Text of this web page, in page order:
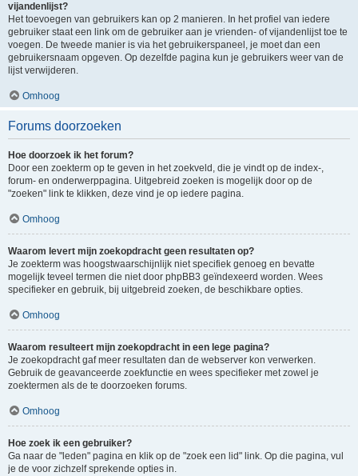
vijandenlijst?
Het toevoegen van gebruikers kan op 2 manieren. In het profiel van iedere
gebruiker staat een link om de gebruiker aan je vrienden- of vijandenlijst toe te
voegen. De tweede manier is via het gebruikerspaneel, je moet dan een
gebruikersnaam opgeven. Op dezelfde pagina kun je gebruikers weer van de
lijst verwijderen.
Omhoog
Forums doorzoeken
Hoe doorzoek ik het forum?
Door een zoekterm op te geven in het zoekveld, die je vindt op de index-,
forum- en onderwerppagina. Uitgebreid zoeken is mogelijk door op de
"zoeken" link te klikken, deze vind je op iedere pagina.
Omhoog
Waarom levert mijn zoekopdracht geen resultaten op?
Je zoekterm was hoogstwaarschijnlijk niet specifiek genoeg en bevatte
mogelijk teveel termen die niet door phpBB3 geïndexeerd worden. Wees
specifieker en gebruik, bij uitgebreid zoeken, de beschikbare opties.
Omhoog
Waarom resulteert mijn zoekopdracht in een lege pagina?
Je zoekopdracht gaf meer resultaten dan de webserver kon verwerken.
Gebruik de geavanceerde zoekfunctie en wees specifieker met zowel je
zoektermen als de te doorzoeken forums.
Omhoog
Hoe zoek ik een gebruiker?
Ga naar de "leden" pagina en klik op de "zoek een lid" link. Op die pagina, vul
je de voor zichzelf sprekende opties in.